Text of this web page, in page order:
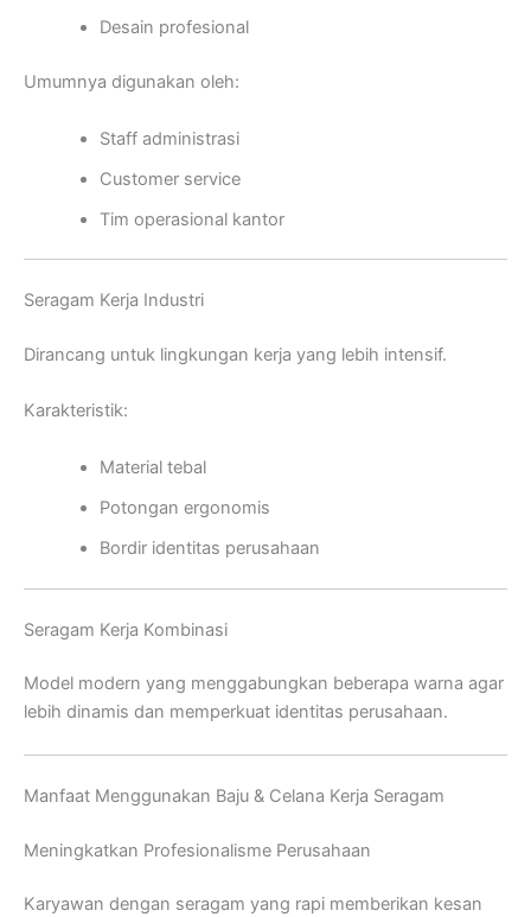
Desain profesional
Umumnya digunakan oleh:
Staff administrasi
Customer service
Tim operasional kantor
Seragam Kerja Industri
Dirancang untuk lingkungan kerja yang lebih intensif.
Karakteristik:
Material tebal
Potongan ergonomis
Bordir identitas perusahaan
Seragam Kerja Kombinasi
Model modern yang menggabungkan beberapa warna agar
lebih dinamis dan memperkuat identitas perusahaan.
Manfaat Menggunakan Baju & Celana Kerja Seragam
Meningkatkan Profesionalisme Perusahaan
Karyawan dengan seragam yang rapi memberikan kesan